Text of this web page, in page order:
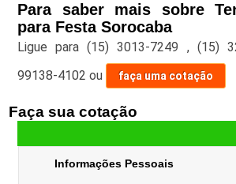
Para saber mais sobre
para Festa Sorocaba
Ligue para(15) 3013-7249 , (15)
99138-4102 ou faça uma cotação
Faça sua cotação
Informações Pessoais